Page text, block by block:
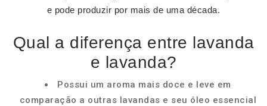
e pode produzir por mais de uma década.
Qual a diferença entre lavanda
e lavanda?
Possui um aroma mais doce e leve em
comparação a outras lavandas e seu óleo essencial